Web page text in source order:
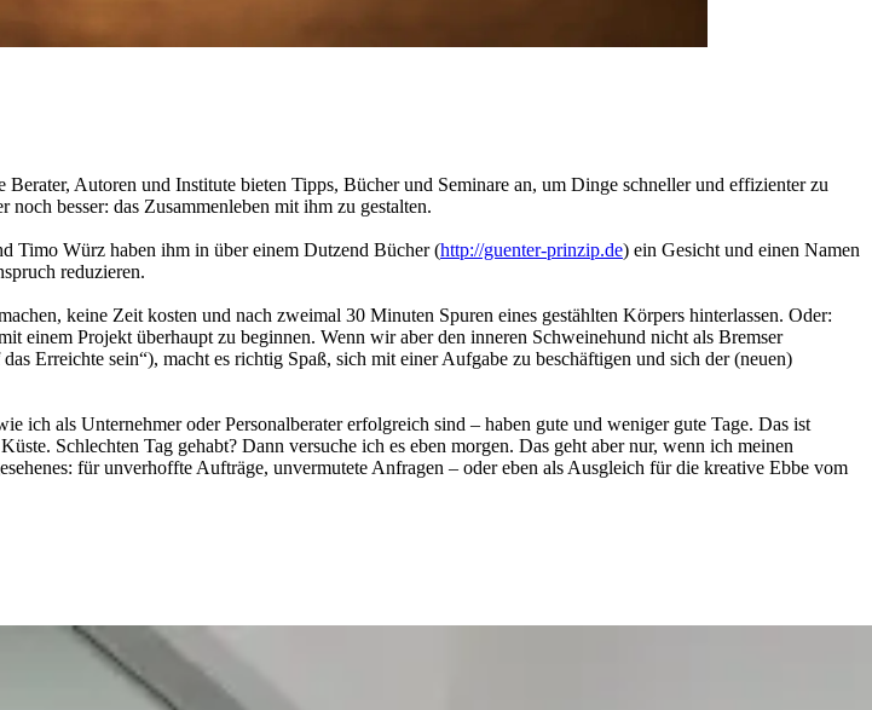
Autoren und Institute bieten Tipps, Bücher und Seminare an, um Dinge schneller und effizienter zu
besser: das Zusammenleben mit ihm zu gestalten.
Timo Würz haben ihm in über einem Dutzend Bücher (http://guenter-prinzip.de) ein Gesicht und einen Namen
reduzieren.
keine Zeit kosten und nach zweimal 30 Minuten Spuren eines gestählten Körpers hinterlassen. Oder:
einem Projekt überhaupt zu beginnen. Wenn wir aber den inneren Schweinehund nicht als Bremser
Erreichte sein“), macht es richtig Spaß, sich mit einer Aufgabe zu beschäftigen und sich der (neuen)
ich als Unternehmer oder Personalberater erfolgreich sind – haben gute und weniger gute Tage. Das ist
Schlechten Tag gehabt? Dann versuche ich es eben morgen. Das geht aber nur, wenn ich meinen
für unverhoffte Aufträge, unvermutete Anfragen – oder eben als Ausgleich für die kreative Ebbe vom